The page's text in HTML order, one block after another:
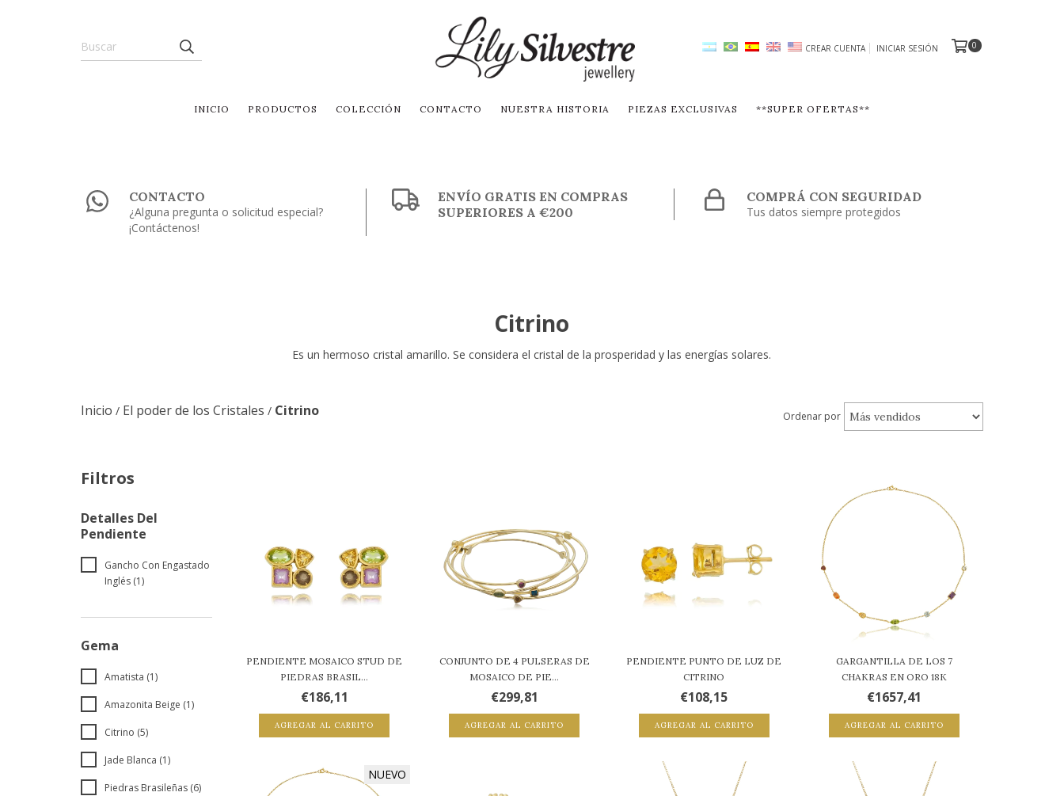
CREAR CUENTA INICIAR SESIÓN 0
INICIO PRODUCTOS COLECCIÓN CONTACTO NUESTRA HISTORIA PIEZAS EXCLUSIVAS **SUPER OFERTAS**
CONTACTO
¿Alguna pregunta o solicitud especial?
¡Contáctenos!
ENVÍO GRATIS EN COMPRAS
SUPERIORES A €200
COMPRÁ CON SEGURIDAD
Tus datos siempre protegidos
Citrino
Es un hermoso cristal amarillo. Se considera el cristal de la prosperidad y las energías solares.
Inicio / El poder de los Cristales / Citrino Ordenar por
Filtros
Detalles Del
Pendiente
Gancho Con Engastado
Inglés (1)
Gema
Amatista (1)
Amazonita Beige (1)
Citrino (5)
Jade Blanca (1)
Piedras Brasileñas (6)
PENDIENTE MOSAICO STUD DE
PIEDRAS BRASIL...
€186,11
AGREGAR AL CARRITO
CONJUNTO DE 4 PULSERAS DE
MOSAICO DE PIE...
€299,81
AGREGAR AL CARRITO
PENDIENTE PUNTO DE LUZ DE
CITRINO
€108,15
AGREGAR AL CARRITO
GARGANTILLA DE LOS 7
CHAKRAS EN ORO 18K
€1657,41
AGREGAR AL CARRITO
NUEVO